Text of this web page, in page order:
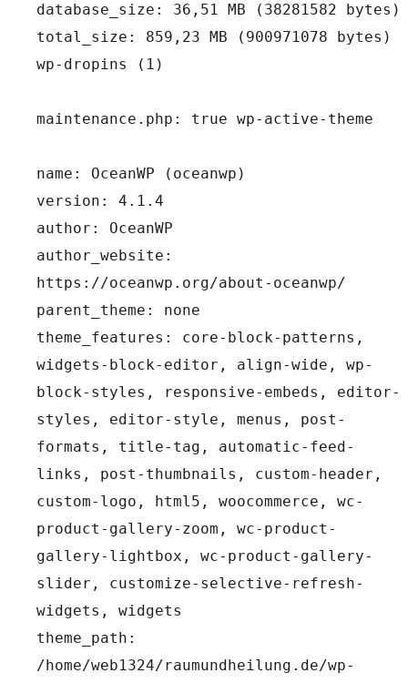
database_size: 36,51 MB (38281582 bytes)
total_size: 859,23 MB (900971078 bytes)
wp-dropins (1)
maintenance.php: true wp-active-theme
name: OceanWP (oceanwp)
version: 4.1.4
author: OceanWP
author_website:
https://oceanwp.org/about-oceanwp/
parent_theme: none
theme_features: core-block-patterns,
widgets-block-editor, align-wide, wp-
block-styles, responsive-embeds, editor-
styles, editor-style, menus, post-
formats, title-tag, automatic-feed-
links, post-thumbnails, custom-header,
custom-logo, html5, woocommerce, wc-
product-gallery-zoom, wc-product-
gallery-lightbox, wc-product-gallery-
slider, customize-selective-refresh-
widgets, widgets
theme_path:
/home/web1324/raumundheilung.de/wp-